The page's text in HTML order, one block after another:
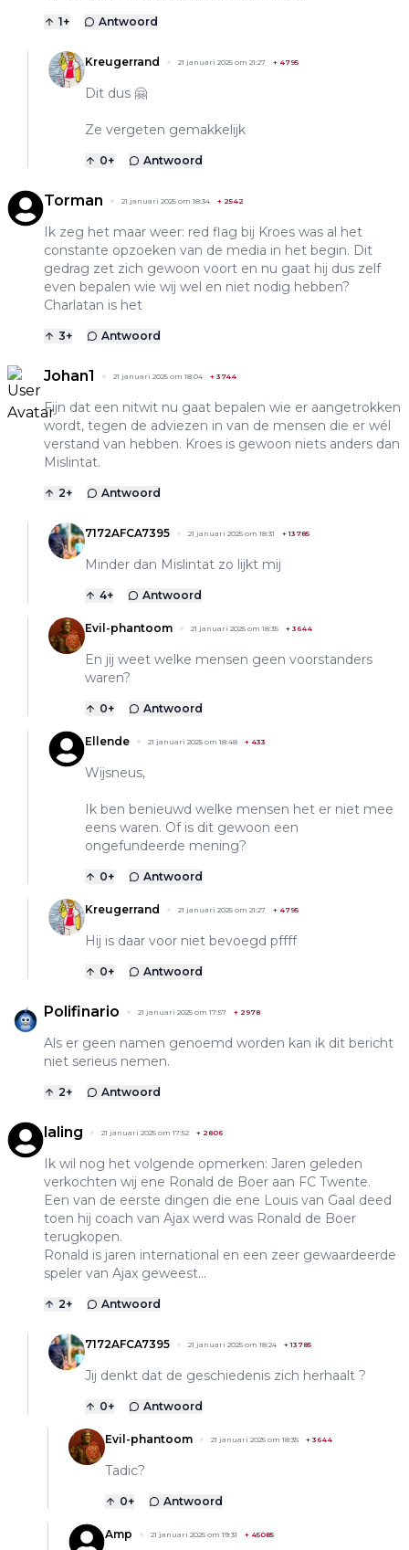
1+ Antwoord
Kreugerrand 21 januari 2025 om 21:27 + 4795
Dit dus 🤗
Ze vergeten gemakkelijk
0+ Antwoord
Torman 21 januari 2025 om 18:34 + 2542
Ik zeg het maar weer: red flag bij Kroes was al het
constante opzoeken van de media in het begin. Dit
gedrag zet zich gewoon voort en nu gaat hij dus zelf
even bepalen wie wij wel en niet nodig hebben?
Charlatan is het
3+ Antwoord
Johan1 21 januari 2025 om 18:04 + 3744
Fijn dat een nitwit nu gaat bepalen wie er aangetrokken
wordt, tegen de adviezen in van de mensen die er wél
verstand van hebben. Kroes is gewoon niets anders dan
Mislintat.
2+ Antwoord
7172AFCA7395 21 januari 2025 om 18:31 +13785
Minder dan Mislintat zo lijkt mij
4+ Antwoord
Evil-phantoom 21 januari 2025 om 18:35 + 3644
En jij weet welke mensen geen voorstanders
waren?
0+ Antwoord
Ellende 21 januari 2025 om 18:48 + 433
Wijsneus,
Ik ben benieuwd welke mensen het er niet mee
eens waren. Of is dit gewoon een
ongefundeerde mening?
0+ Antwoord
Kreugerrand 21 januari 2025 om 21:27 + 4795
Hij is daar voor niet bevoegd pffff
0+ Antwoord
Polifinario 21 januari 2025 om 17:57 + 2978
Als er geen namen genoemd worden kan ik dit bericht
niet serieus nemen.
2+ Antwoord
laling 21 januari 2025 om 17:52 + 2806
Ik wil nog het volgende opmerken: Jaren geleden
verkochten wij ene Ronald de Boer aan FC Twente.
Een van de eerste dingen die ene Louis van Gaal deed
toen hij coach van Ajax werd was Ronald de Boer
terugkopen.
Ronald is jaren international en een zeer gewaardeerde
speler van Ajax geweest...
2+ Antwoord
7172AFCA7395 21 januari 2025 om 18:24 +13785
Jij denkt dat de geschiedenis zich herhaalt ?
0+ Antwoord
Evil-phantoom 21 januari 2025 om 18:35 + 3644
Tadic?
0+ Antwoord
Amp 21 januari 2025 om 19:31 + 45085